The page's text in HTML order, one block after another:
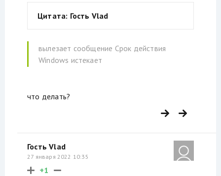
Цитата: Гость Vlad
вылезает сообщение Срок действия
Windows истекает
что делать?
Гость Vlad
27 января 2022 10:35
+1